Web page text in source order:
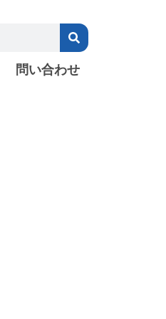
問い合わせ